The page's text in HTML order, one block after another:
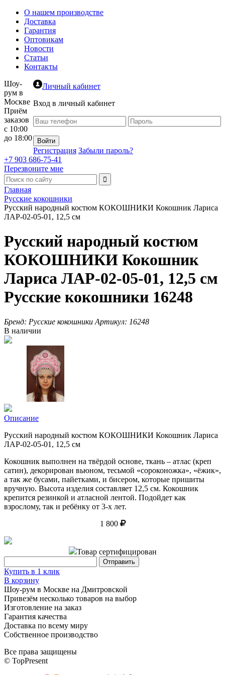
О нашем производстве
Доставка
Гарантия
Оптовикам
Новости
Статьи
Контакты
Личный кабинет
Вход в личный кабинет
Регистрация Забыли пароль?
Шоу-
рум в
Москве
Приём
заказов
с 10:00
до 18:00
+7 903 686-75-41
Перезвоните мне
Главная
Русские кокошники
Русский народный костюм КОКОШНИКИ Кокошник Лариса
ЛАР-02-05-01, 12,5 см
Русский народный костюм
КОКОШНИКИ Кокошник
Лариса ЛАР-02-05-01, 12,5 см
Русские кокошники 16248
Бренд: Русские кокошники Артикул: 16248
В наличии
Описание
Русский народный костюм КОКОШНИКИ Кокошник Лариса
ЛАР-02-05-01, 12,5 см
Кокошник выполнен на твёрдой основе, ткань – атлас (креп
сатин), декорирован вьюном, тесьмой «сороконожка», «ёжик»,
а так же бусами, пайетками, и бисером, которые пришиты
вручную. Высота изделия составляет 12,5 см. Кокошник
крепится резинкой и атласной лентой. Подойдет как
взрослому, так и ребёнку от 3-х лет.
1 800
Товар сертифицирован
Купить в 1 клик
В корзину
Шоу-рум в Москве на Дмитровской
Привезём несколько товаров на выбор
Изготовление на заказ
Гарантия качества
Доставка по всему миру
Собственное производство
Все права защищены
© TopPresent